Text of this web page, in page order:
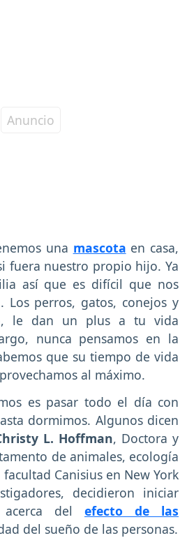
una mascota en casa,
fuera nuestro propio hijo. Ya
así que es difícil que nos
Los perros, gatos, conejos y
le dan un plus a tu vida
nunca pensamos en la
que su tiempo de vida
al máximo.
es pasar todo el día con
dormimos. Algunos dicen
L. Hoffman, Doctora y
de animales, ecología
Canisius en New York
decidieron iniciar
acerca del efecto de las
del sueño de las personas.